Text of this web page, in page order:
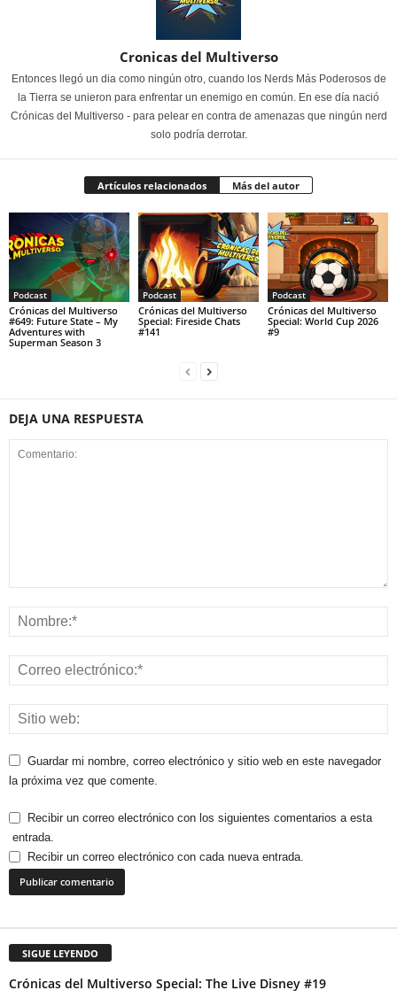
Cronicas del Multiverso
Entonces llegó un dia como ningún otro, cuando los Nerds Más Poderosos de
la Tierra se unieron para enfrentar un enemigo en común. En ese día nació
Crónicas del Multiverso - para pelear en contra de amenazas que ningún nerd
solo podría derrotar.
Artículos relacionados Más del autor
Podcast
Crónicas del Multiverso
#649: Future State – My
Adventures with
Superman Season 3
Podcast
Crónicas del Multiverso
Special: Fireside Chats
#141
Podcast
Crónicas del Multiverso
Special: World Cup 2026
#9
DEJA UNA RESPUESTA
Guardar mi nombre, correo electrónico y sitio web en este navegador
la próxima vez que comente.
Recibir un correo electrónico con los siguientes comentarios a esta
entrada.
Recibir un correo electrónico con cada nueva entrada.
SIGUE LEYENDO
Crónicas del Multiverso Special: The Live Disney #19